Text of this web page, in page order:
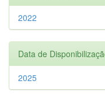
2022
Data de
2025